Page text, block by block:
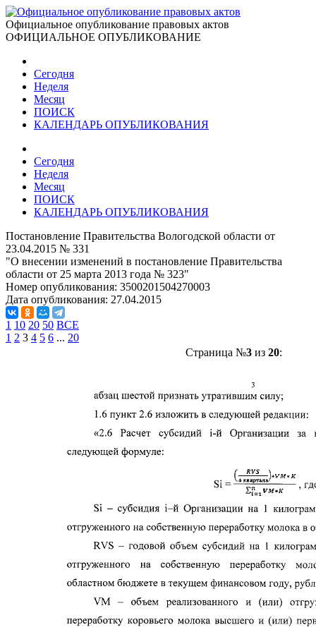
Официальное опубликование правовых актов
ОФИЦИАЛЬНОЕ ОПУБЛИКОВАНИЕ
Сегодня
Неделя
Месяц
ПОИСК
КАЛЕНДАРЬ ОПУБЛИКОВАНИЯ
Сегодня
Неделя
Месяц
ПОИСК
КАЛЕНДАРЬ ОПУБЛИКОВАНИЯ
Постановление Правительства Вологодской области от
23.04.2015 № 331
"О внесении изменений в постановление Правительства
области от 25 марта 2013 года № 323"
Номер опубликования: 3500201504270003
Дата опубликования: 27.04.2015
1 10 20 50 ВСЕ
1 2 3 4 5 6 ... 20
Страница №3из 20: